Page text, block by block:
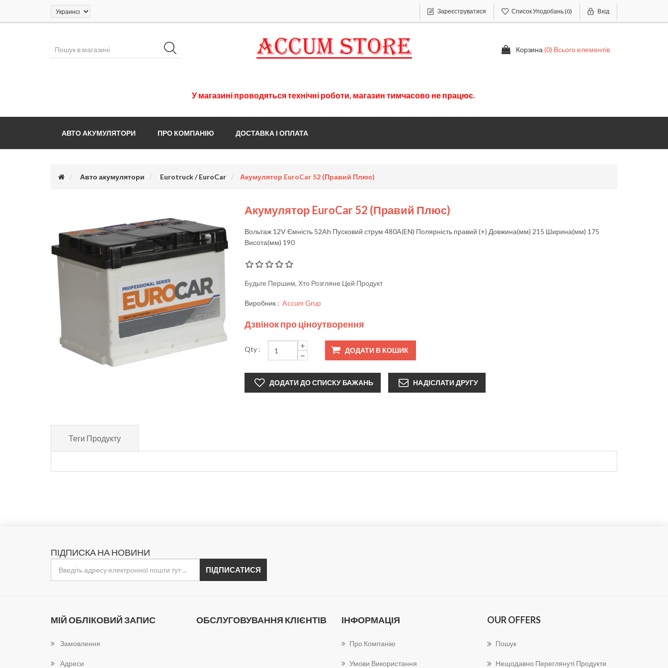
Зареєструватися Список Уподобань(0) Вхід
Корзина (0) Всього елементів
У магазині проводятьсятехнічні роботи, магазин тимчасово не працює.
АВТО АКУМУЛЯТОРИ ПРО КОМПАНІЮ ДОСТАВКА І ОПЛАТА
Авто акумулятори Eurotruck / EuroCar Акумулятор EuroCar 52 (правий Плюс)
Акумулятор EuroCar 52 (правий Плюс)
Вольтаж 12V Ємність 52Ah Пусковий струм 480A(EN) Полярність правий (+) Довжина(мм) 215 Ширина(мм) 175
Висота(мм) 190
Будьте Першим, Хто Розгляне Цей Продукт
Виробник : Accum Grup
Дзвінок про ціноутворення
Qty :
Теги Продукту
ПІДПИСКА НА НОВИНИ
МІЙ ОБЛІКОВИЙ ЗАПИС
Замовлення
Адреси
ОБСЛУГОВУВАННЯ КЛІЄНТІВ ІНФОРМАЦІЯ
Про Компанію
Умови Використання
OUR OFFERS
Пошук
Нещодавно Переглянуті Продукти